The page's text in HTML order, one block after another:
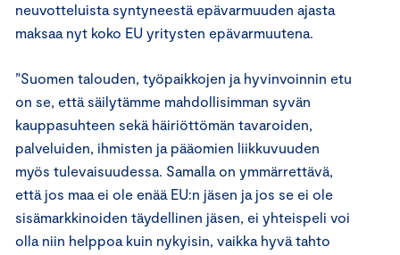
neuvotteluista syntyneestä epävarmuuden ajasta
maksaa nyt koko EU yritysten epävarmuutena.
”Suomen talouden, työpaikkojen ja hyvinvoinnin etu
on se, että säilytämme mahdollisimman syvän
kauppasuhteen sekä häiriöttömän tavaroiden,
palveluiden, ihmisten ja pääomien liikkuvuuden
myös tulevaisuudessa. Samalla on ymmärrettävä,
että jos maa ei ole enää EU:n jäsen ja jos se ei ole
sisämarkkinoiden täydellinen jäsen, ei yhteispeli voi
olla niin helppoa kuin nykyisin, vaikka hyvä tahto